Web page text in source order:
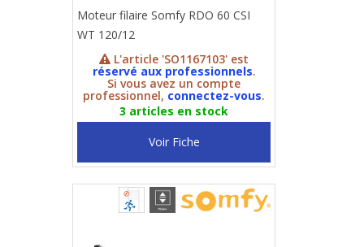
Moteur filaire Somfy RDO 60 CSI
WT 120/12
L'article 'SO1167103' est
réservé aux professionnels.
Si vous avez un compte
professionnel, connectez-vous.
3 articles en stock
Voir Fiche